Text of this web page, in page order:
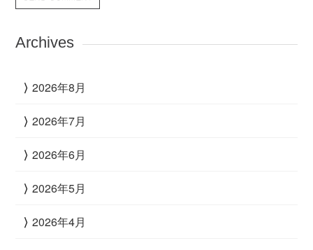
Archives
2026年8月
2026年7月
2026年6月
2026年5月
2026年4月